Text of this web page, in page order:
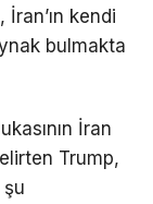
kendi
bulmakta
İran
Trump,
şu